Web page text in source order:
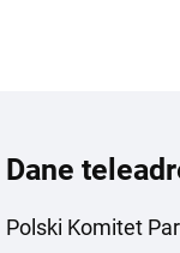
Dane
Polski Komitet